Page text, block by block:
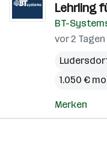
Lehrling
BT-
vor 2
1.050 €
Merken